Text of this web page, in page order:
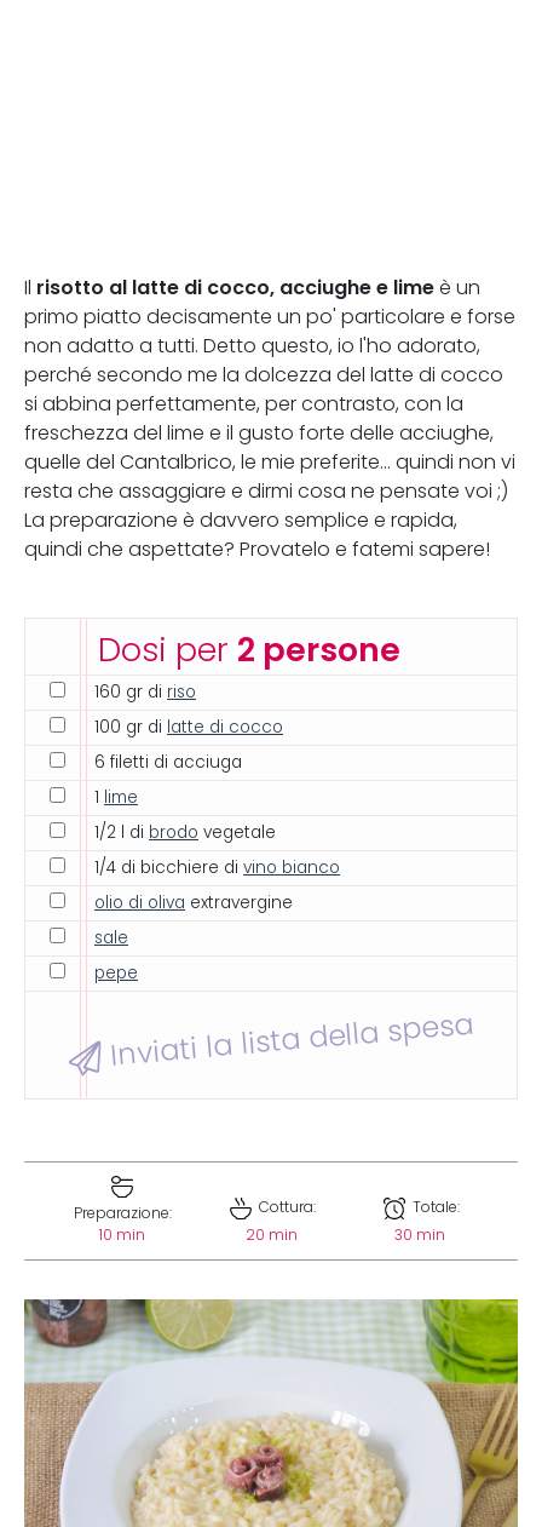
Il risotto al latte di cocco, acciughe e lime è un
primo piatto decisamente un po' particolare e forse
non adatto a tutti. Detto questo, io l'ho adorato,
perché secondo me la dolcezza del latte di cocco
si abbina perfettamente, per contrasto, con la
freschezza del lime e il gusto forte delle acciughe,
quelle del Cantalbrico, le mie preferite... quindi non vi
resta che assaggiare e dirmi cosa ne pensate voi ;)
La preparazione è davvero semplice e rapida,
quindi che aspettate? Provatelo e fatemi sapere!
Dosi per 2 persone
160 gr di riso
100 gr di latte di cocco
6 filetti di acciuga
1 lime
1/2 l di brodo vegetale
1/4 di bicchiere di vino bianco
olio di oliva extravergine
sale
pepe
Inviati la lista della spesa
Preparazione:
10 min
Cottura:
20 min
Totale:
30 min